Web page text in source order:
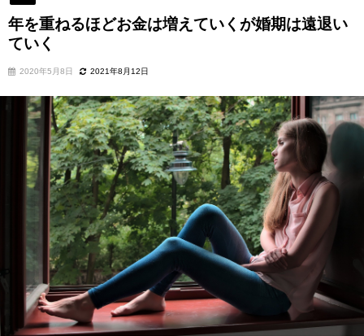
年を重ねるほどお金は増えていくが婚期は遠退い
ていく
2020年5月8日 2021年8月12日